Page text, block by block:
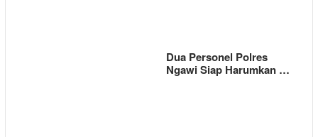
Dua Personel Polres
Ngawi Siap Harumkan …